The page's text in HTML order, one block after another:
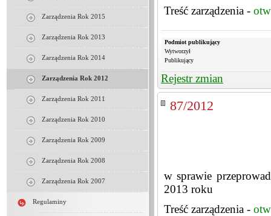
Zarządzenia Rok 2015
Zarządzenia Rok 2013
Zarządzenia Rok 2014
Zarządzenia Rok 2012
Zarządzenia Rok 2011
Zarządzenia Rok 2010
Zarządzenia Rok 2009
Zarządzenia Rok 2008
Zarządzenia Rok 2007
Regulaminy
Treść zarządzenia -
Podmiot publikujący
Wytworzył
Publikujący
Rejestr zmian
87/2012
w sprawie
2013 roku
Treść zarządzenia -